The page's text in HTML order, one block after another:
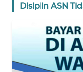
Disiplin ASN
JABAR